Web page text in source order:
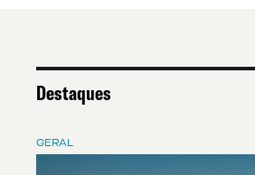
Destaques
GERAL